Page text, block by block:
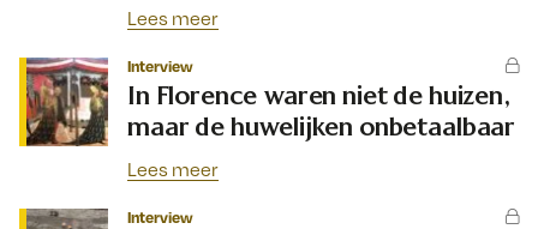
Lees meer
Interview
In Florence waren niet de huizen,
maar de huwelijken onbetaalbaar
Lees meer
Interview